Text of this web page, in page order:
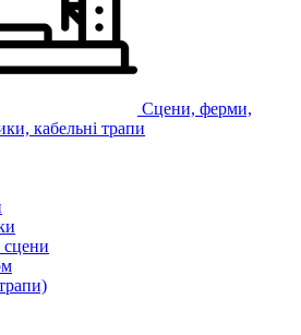
Сцени, ферми,
кабельні трапи
сцени